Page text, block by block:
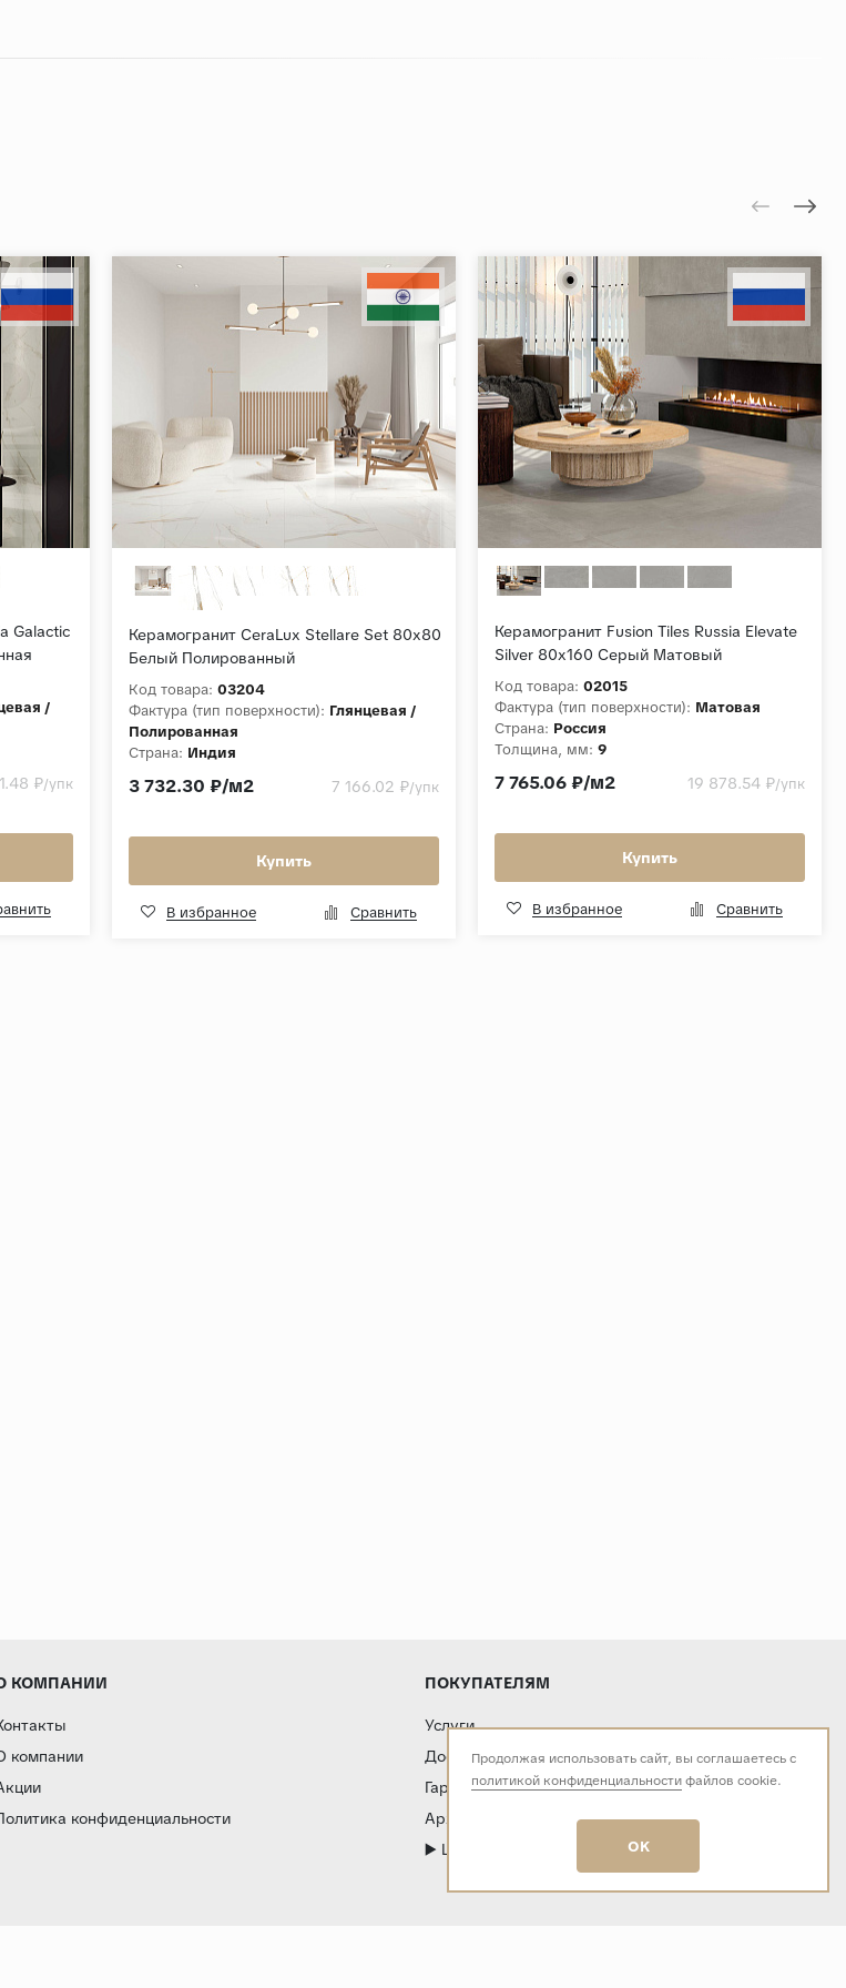
Galactic
/
₽/упк
Керамогранит CeraLux Stellare Set 80x80
Белый Полированный
Код товара: 03204
Фактура (тип поверхности): Глянцевая /
Полированная
Страна: Индия
Коллекция: Stellare Set
3 732.30 ₽/м2 7 166.02 ₽/упк
Купить
В избранное Сравнить
Керамогранит Fusion Tiles Russia Elevate
Silver 80x160 Серый Матовый
Код товара: 02015
Фактура (тип поверхности): Матовая
Страна: Россия
Толщина, мм: 9
7 765.06 ₽/м2 19 878.54 ₽/упк
Купить
В избранное Сравнить
КОМПАНИИ
компании
конфиденциальности
ПОКУПАТЕЛЯМ
Услуги
Доставка и оплата
Гарантия и возврат
Архитекторам и дизайнерам
▶️ LIVE
Продолжая использовать сайт, вы соглашаетесь с
политикой конфиденциальностифайлов cookie.
OK